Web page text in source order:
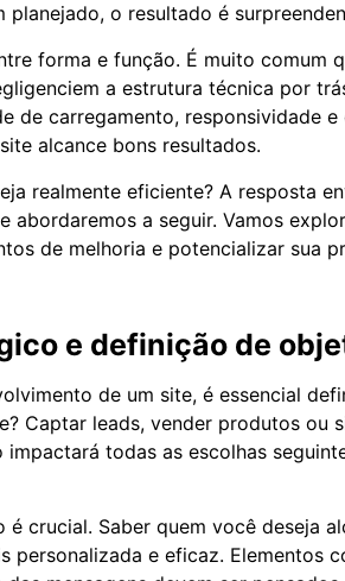
planejado, o resultado é
forma e função. É muito comum
a estrutura técnica por
de carregamento, responsividade
alcance bons resultados.
realmente eficiente? A resposta
abordaremos a seguir. Vamos
de melhoria e potencializar sua
e definição de
de um site, é essencial
Captar leads, vender produtos ou
todas as escolhas
crucial. Saber quem você deseja
personalizada e eficaz. Elementos